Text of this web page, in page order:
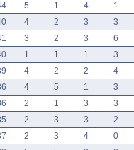
5 1 4
1
4 2 3
3
3 2 3
6
1 1 1
3
4 2 2
4
4 5 1
3
2 1 3
3
2 3 3
2
2 3 4
0